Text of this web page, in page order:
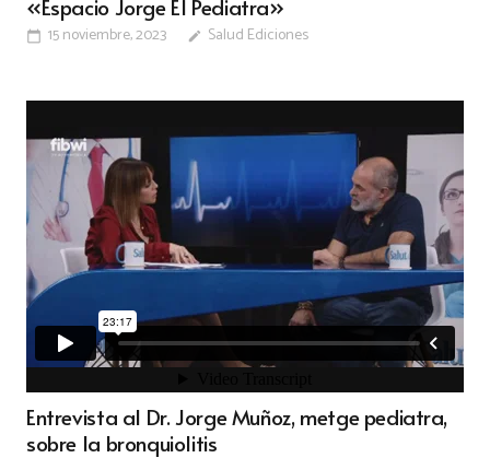
«Espacio Jorge El Pediatra»
calendar_today 15 noviembre, 2023 edit Salud Ediciones
Entrevista al Dr. Jorge Muñoz, metge pediatra,
sobre la bronquiolitis